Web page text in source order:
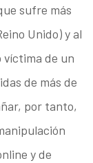
sufre más
Unido) y al
víctima de un
de más de
por tanto,
y de